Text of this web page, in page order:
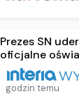
Prezes SN
oficjalne
godzin temu